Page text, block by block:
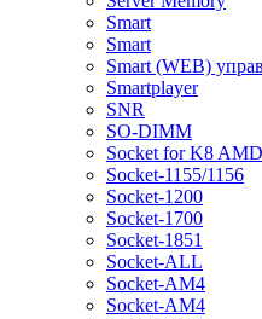
Smart
Smart
Smart (WEB)
Smartplayer
SNR
SO-DIMM
Socket for K8 AMD
Socket-1155/1156
Socket-1200
Socket-1700
Socket-1851
Socket-ALL
Socket-AM4
Socket-AM4